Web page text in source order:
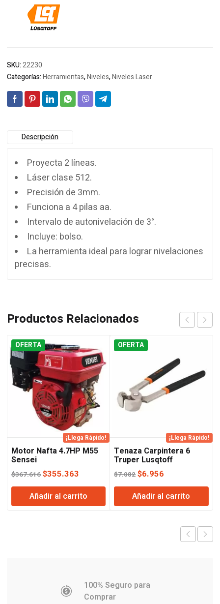
SKU:22230
Categorías:Herramientas,Niveles,Niveles Laser
Descripción
Proyecta 2 líneas.
Láser clase 512.
Precisión de 3mm.
Funciona a 4 pilas aa.
Intervalo de autonivelación de 3°.
Incluye: bolso.
La herramienta ideal para lograr nivelaciones
precisas.
Productos Relacionados
OFERTA
¡Llega Rápido!
Motor Nafta 4.7HP M55
Sensei
$367.616 El
precio
original
era:
$355.363
precio
actual
es:
Añadir al carrito
OFERTA
¡Llega Rápido!
Tenaza Carpintera 6
Truper Lusqtoff
$7.082El
precio
original
era:
$6.956
precio
actual
es:
Añadir al carrito
100% Seguro para
Comprar